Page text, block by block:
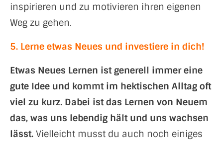
inspirieren und zu motivieren ihren eigenen
Weg zu gehen.
5. Lerne etwas Neues und investiere in dich!
Etwas Neues Lernen ist generell immer eine
gute Idee und kommt im hektischen Alltag oft
viel zu kurz. Dabei ist das Lernen von Neuem
das, was uns lebendig hält und uns wachsen
lässt. Vielleicht musst du auch noch einiges